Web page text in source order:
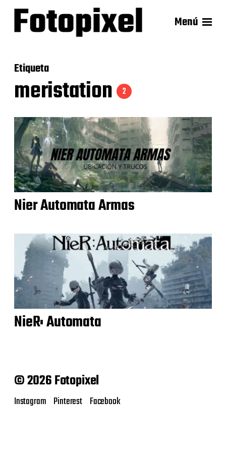
Menú
Etiqueta
meristation 2
Nier Automata Armas
NieR: Automata
© 2026 Fotopixel
Instagram Pinterest Facebook